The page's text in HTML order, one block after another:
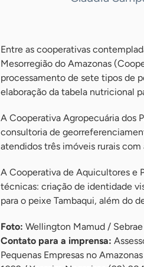
Entre as cooperativas
Mesorregião do Amazonas
processamento de sete tipos de
elaboração da tabela nutricional
A Cooperativa Agropecuária dos
consultoria de
atendidos três imóveis rurais
A Cooperativa de Aquicultores e
técnicas: criação de identidade
para o peixe Tambaqui, além do
Foto: Wellington Mamud / Sebrae
Contato para a imprensa:
Pequenas Empresas no